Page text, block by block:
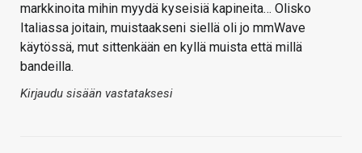
markkinoita mihin myydä kyseisiä kapineita… Olisko
Italiassa joitain, muistaakseni siellä oli jo mmWave
käytössä, mut sittenkään en kyllä muista että millä
bandeilla.
Kirjaudu sisään vastataksesi